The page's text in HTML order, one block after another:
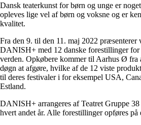
Dansk teaterkunst for børn og unge er
opleves lige vel af børn og voksne og er
kvalitet.
Fra den 9. til den 11. maj 2022 præsenterer
DANISH+ med 12 danske forestillinger
verden. Opkøbere kommer til Aarhus Ø fra
døgn at afgøre, hvilke af de 12 viste
til deres festivaler i for eksempel USA,
Estland.
DANISH+ arrangeres af Teatret Gruppe
hvert andet år. Alle forestillinger opføres på